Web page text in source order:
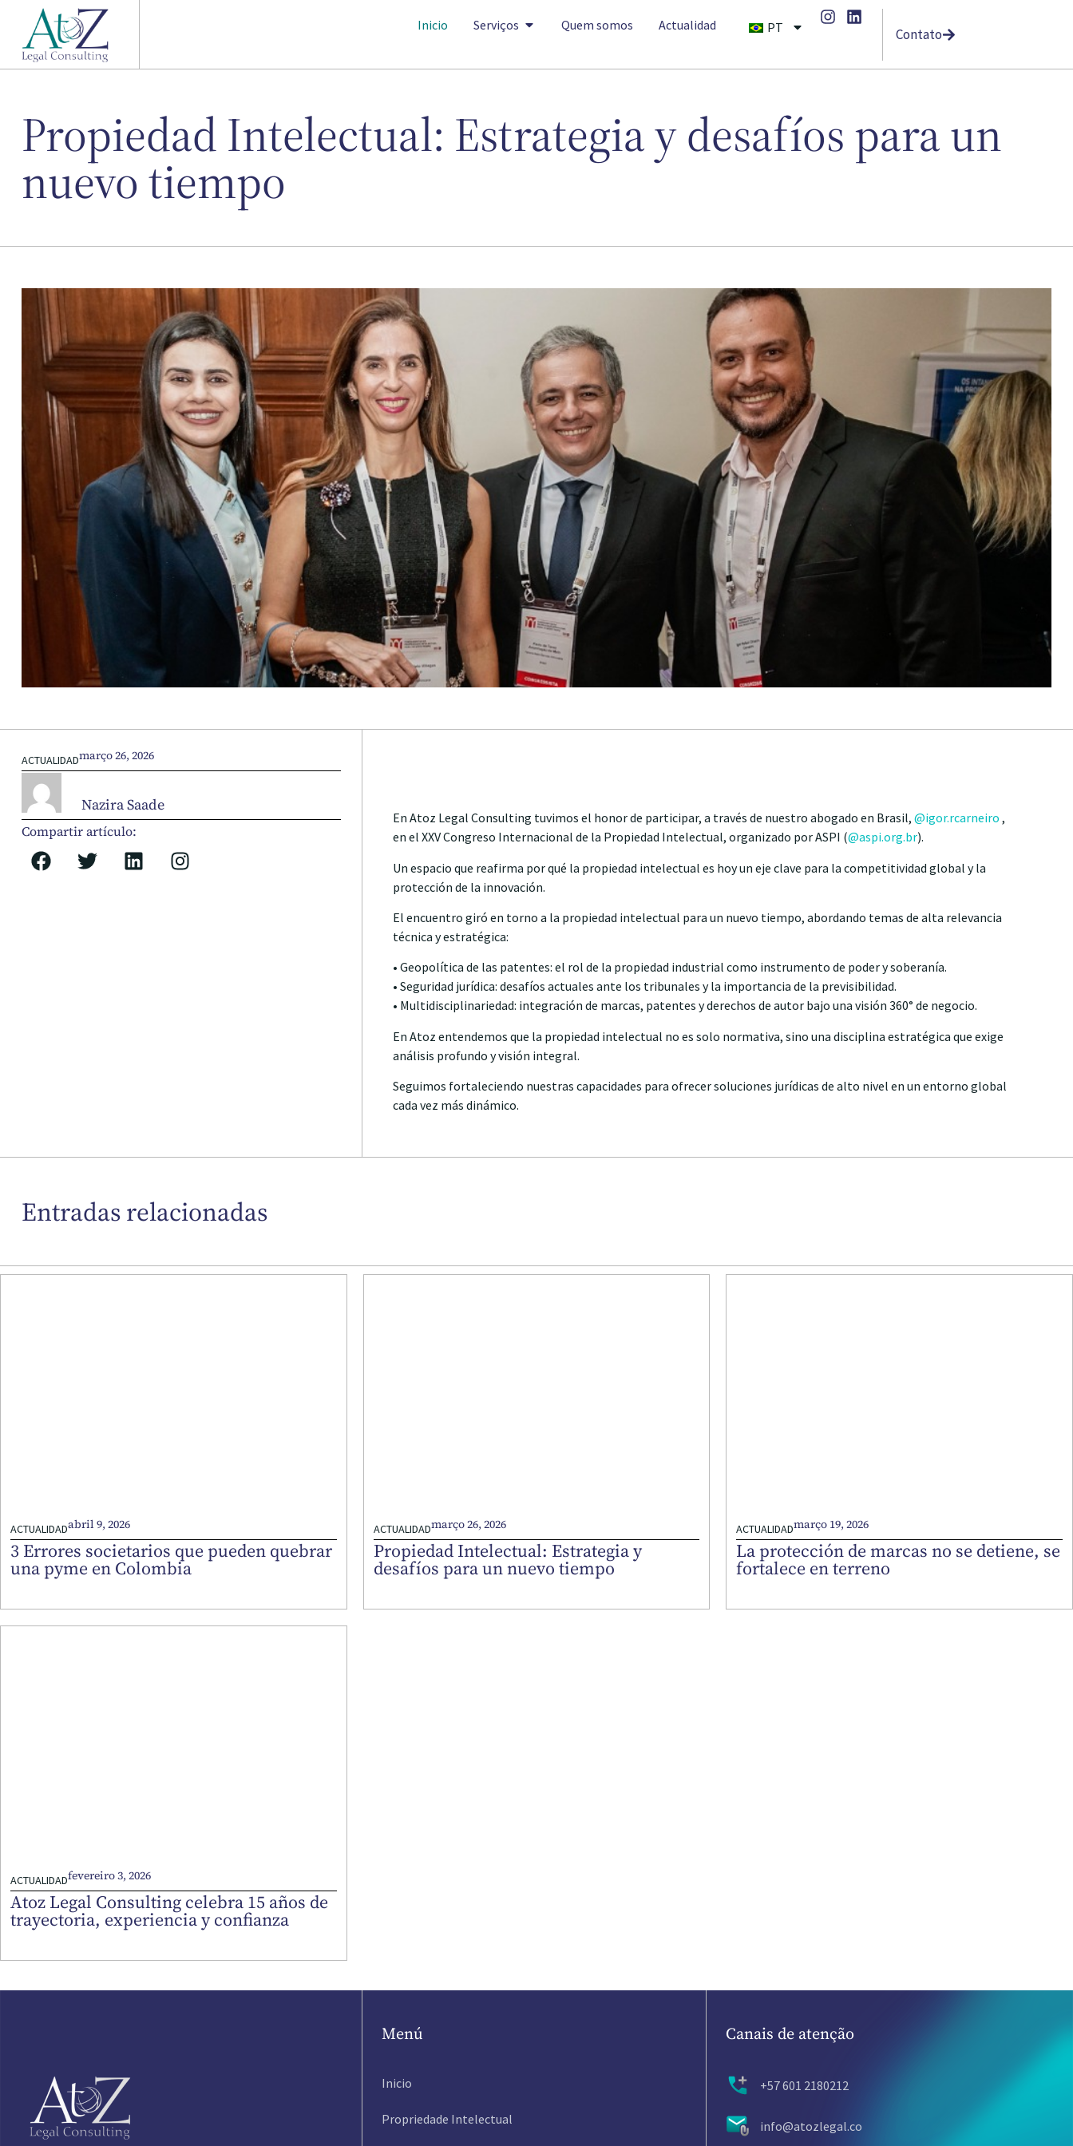
Inicio Serviços Quem somos Actualidad PT Contato
Propiedad Intelectual: Estrategia y desafíos para un
nuevo tiempo
ACTUALIDADmarço 26, 2026
Nazira Saade
Compartir artículo:
En Atoz Legal Consulting tuvimos el honor de participar, a través de nuestro abogado en Brasil,@igor.rcarneiro ,
en el XXV Congreso Internacional de la Propiedad Intelectual, organizado por ASPI (@aspi.org.br).
Un espacio que reafirma por qué la propiedad intelectual es hoy un eje clave para la competitividad global y la
protección de la innovación.
El encuentro giró en torno a la propiedad intelectual para un nuevo tiempo, abordando temas de alta relevancia
técnica y estratégica:
• Geopolítica de las patentes: el rol de la propiedad industrial como instrumento de poder y soberanía.
• Seguridad jurídica: desafíos actuales ante los tribunales y la importancia de la previsibilidad.
• Multidisciplinariedad: integración de marcas, patentes y derechos de autor bajo una visión 360° de negocio.
En Atoz entendemos que la propiedad intelectual no es solo normativa, sino una disciplina estratégica que exige
análisis profundo y visión integral.
Seguimos fortaleciendo nuestras capacidades para ofrecer soluciones jurídicas de alto nivel en un entorno global
cada vez más dinámico.
Entradas relacionadas
ACTUALIDADabril 9, 2026
3 Errores societarios que pueden quebrar
una pyme en Colombia
ACTUALIDADmarço 26, 2026
Propiedad Intelectual: Estrategia y
desafíos para un nuevo tiempo
ACTUALIDADmarço 19, 2026
La protección de marcas no se detiene, se
fortalece en terreno
ACTUALIDADfevereiro 3, 2026
Atoz Legal Consulting celebra 15 años de
trayectoria, experiencia y confianza
Menú
Inicio
Propriedade Intelectual
Canais de atenção
+57 601 2180212
info@atozlegal.co